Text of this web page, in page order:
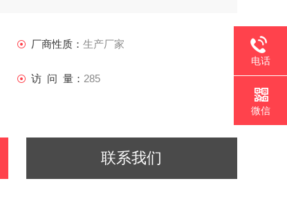
厂商性质： 生产厂家
访 问 量： 285
联系我们
电话
微信